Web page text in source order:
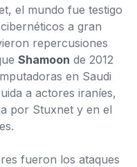
el mundo fue testigo
a gran
repercusiones
Shamoon de 2012
en Saudi
a actores iraníes,
por Stuxnet y en el
fueron los ataques